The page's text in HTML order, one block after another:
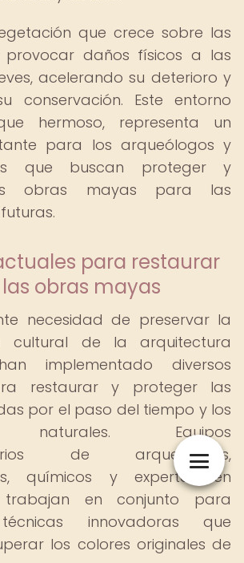
que crece sobre las
provocar daños físicos a las
acelerando su deterioro y
conservación. Este entorno
hermoso, representa un
para los arqueólogos y
que buscan proteger y
obras mayas para las
para restaurar
obras mayas
necesidad de preservar la
cultural de la arquitectura
implementado diversos
restaurar y proteger las
por el paso del tiempo y los
naturales. Equipos
de arqueólogos,
químicos y expertos en
trabajan en conjunto para
innovadoras que
los colores originales de